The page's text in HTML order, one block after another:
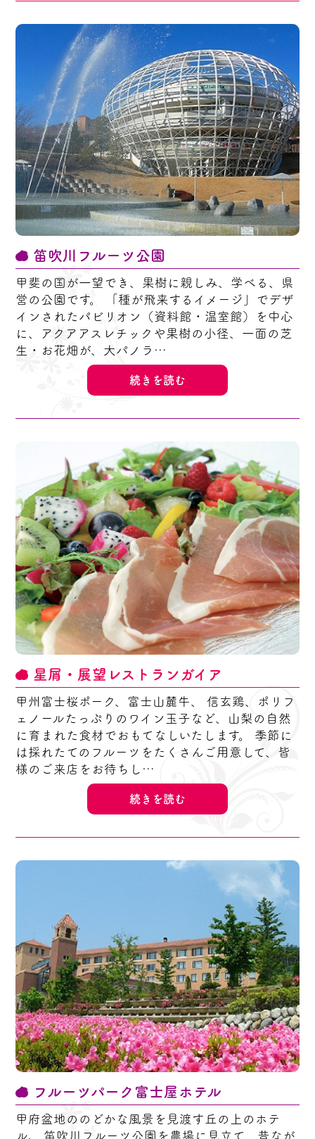
笛吹川フルーツ公園
甲斐の国が一望でき、果樹に親しみ、学べる、県
営の公園です。 「種が飛来するイメージ」でデザ
インされたパビリオン（資料館・温室館）を中心
に、アクアアスレチックや果樹の小径、一面の芝
生・お花畑が、大パノラ…
続きを読む
星屑・展望レストランガイア
甲州富士桜ポーク、富士山麓牛、 信玄鶏、ポリフ
ェノールたっぷりのワイン玉子など、山梨の自然
に育まれた食材でおもてなしいたします。 季節に
は採れたてのフルーツをたくさんご用意して、皆
様のご来店をお待ちし…
続きを読む
フルーツパーク富士屋ホテル
甲府盆地ののどかな風景を見渡す丘の上のホテ
ル。 笛吹川フルーツ公園を農場に見立て、昔なが